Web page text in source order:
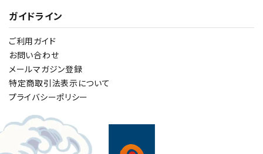
ガイドライン
ご利用ガイド
お問い合わせ
メールマガジン登録
特定商取引法表示について
プライバシーポリシー